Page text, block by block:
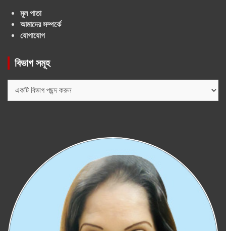
মূল পাতা
আমাদের সম্পর্কে
যোগাযোগ
বিভাগ সমূহ